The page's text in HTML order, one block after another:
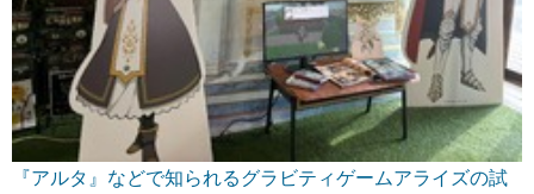
『アルタ』などで知られるグラビティゲームアライズの試